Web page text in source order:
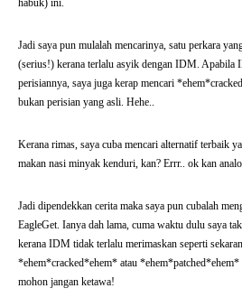
habuk) ini.
Jadi saya pun mulalah mencarinya, satu perkara
(serius!) kerana terlalu asyik dengan IDM. Apabila
perisiannya, saya juga kerap mencari
bukan perisian yang asli. Hehe..
Kerana rimas, saya cuba mencari alternatif terbaik
makan nasi minyak kenduri, kan? Errr.. ok kan
Jadi dipendekkan cerita maka saya pun cubalah
EagleGet. Ianya dah lama, cuma waktu dulu saya
kerana IDM tidak terlalu merimaskan seperti
*ehem*cracked*ehem* atau
mohon jangan ketawa!